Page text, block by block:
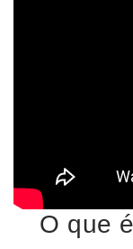
O que